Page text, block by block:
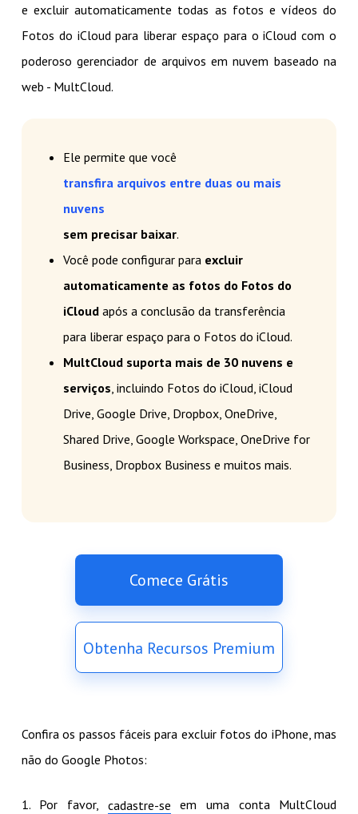
e excluir automaticamente todas as fotos e vídeos do
Fotos do iCloud para liberar espaço para o iCloud com o
poderoso gerenciador de arquivos em nuvem baseado na
web - MultCloud.
Ele permite que você
transfira arquivos entre duas ou mais
nuvens
sem precisar baixar.
Você pode configurar para excluir
automaticamente as fotos do Fotos do
iCloudapós a conclusão da transferência
para liberar espaço para o Fotos do iCloud.
MultCloud suporta mais de 30 nuvens e
serviços , incluindo Fotos do iCloud, iCloud
Drive, Google Drive, Dropbox, OneDrive,
Shared Drive, Google Workspace, OneDrive for
Business, Dropbox Business e muitos mais.
Comece Grátis
Obtenha Recursos Premium
Confira os passos fáceis para excluir fotos do iPhone, mas
não do Google Photos:
1. Por favor, cadastre-se em uma conta MultCloud